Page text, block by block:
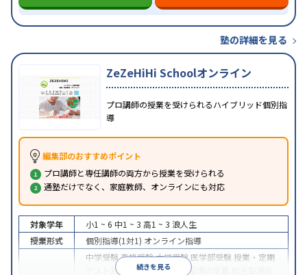
塾の詳細を見る
ZeZeHiHi Schoolオンライン
プロ講師の授業を受けられるハイブリッド個別指
導
編集部のおすすめポイント
プロ講師と専任講師の両方から授業を受けられる
通塾だけでなく、家庭教師、オンラインにも対応
続きを見る
対象学年 小1 ~ 6 中1 ~ 3 高1 ~ 3 浪人生
授業形式
個別指導(1対1) オンライン指導
中学受験高校受験大学受験 医学部受験 授業・定期
テスト対策
内申点対策 学習習慣の定着